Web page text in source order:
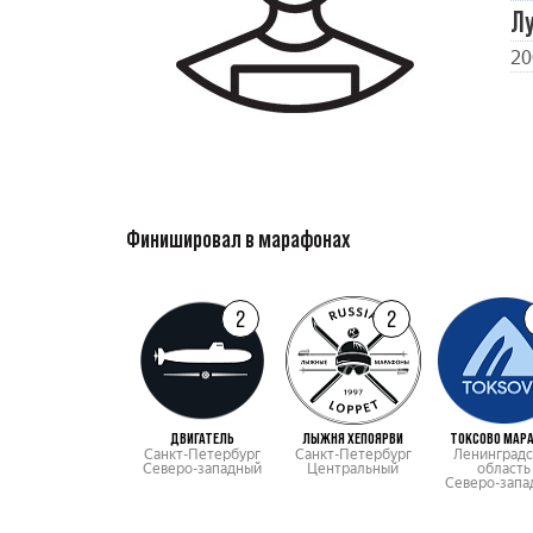
Финишировал в марафонах
2
ДВИГАТЕЛЬ
Санкт-Петербург
Северо-западный
2
ЛЫЖНЯ ХЕПОЯРВИ
Санкт-Петербург
Центральный
ТОКСОВО
область
Северо-